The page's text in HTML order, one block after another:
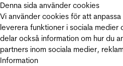
Denna sida använder cookies
Vi använder cookies för att
leverera funktioner i sociala
delar också information om hur du
partners inom sociala medier,
Information